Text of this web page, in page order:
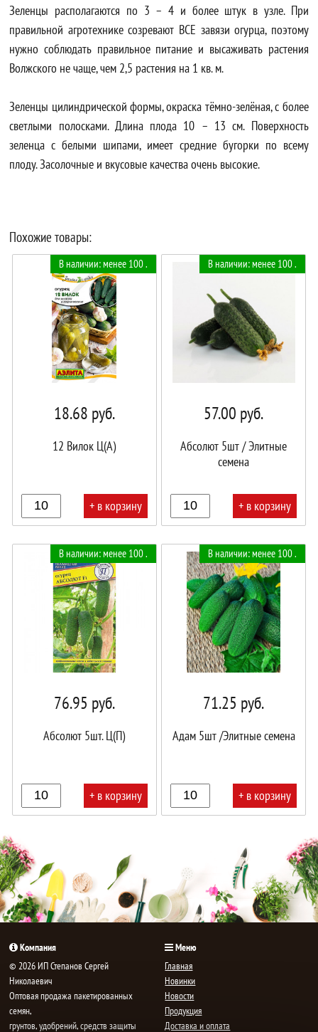
Зеленцы располагаются по 3 – 4 и более штук в узле. При
правильной агротехнике созревают ВСЕ завязи огурца, поэтому
нужно соблюдать правильное питание и высаживать растения
Волжского не чаще, чем 2,5 растения на 1 кв. м.
Зеленцы цилиндрической формы, окраска тёмно-зелёная, с более
светлыми полосками. Длина плода 10 – 13 см. Поверхность
зеленца с белыми шипами, имеет средние бугорки по всему
плоду. Засолочные и вкусовые качества очень высокие.
Похожие товары:
В наличии: менее 100 .
18.68 руб.
12 Вилок Ц(А)
+ в корзину
В наличии: менее 100 .
57.00 руб.
Абсолют 5шт / Элитные
семена
+ в корзину
корзине!
В наличии: менее 100 .
76.95 руб.
Абсолют 5шт. Ц(П)
+ в корзину
корзине!
В наличии: менее 100 .
71.25 руб.
Адам 5шт /Элитные семена
+ в корзину
Компания
© 2026 ИП Степанов Сергей
Николаевич
Oптовая продажа пакетированных
семян,
грунтов, удобрений, средств защиты
Меню
Главная
Новинки
Новости
Продукция
Доставка и оплата